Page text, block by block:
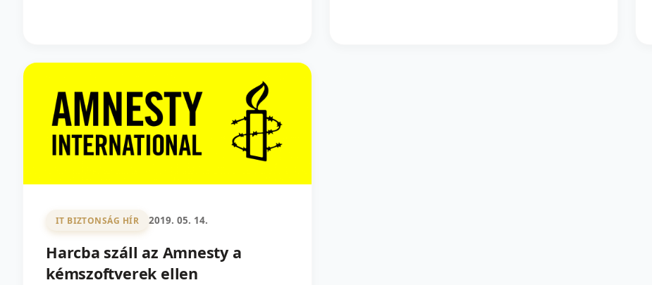
IT BIZTONSÁG HÍR 2019. 05. 14.
Harcba száll az Amnesty a
kémszoftverek ellen